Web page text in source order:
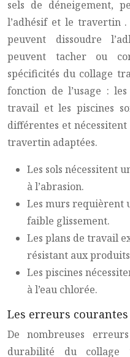
sels de déneigement,
l’adhésif et le travertin
peuvent dissoudre
peuvent tacher ou
spécificités du collage
fonction de l’usage :
travail et les piscines
différentes et nécessitent
travertin adaptées.
Les sols nécessitent
à l’abrasion.
Les murs requièrent
faible glissement.
Les plans de travail
résistant aux
Les piscines
à l’eau chlorée.
Les erreurs courantes
De nombreuses
durabilité du collage